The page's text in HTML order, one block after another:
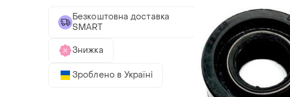
Безкоштовна доставка
SMART
Знижка
Зроблено в Україні